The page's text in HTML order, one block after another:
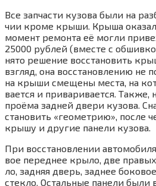
Все зап­ча­сти кузо­ва были на
чии кро­ме кры­ши. Кры­ша
момент ремон­та её мог­ли
25000 руб­лей (вме­сте с
ня­то реше­ние вос­ста­но­вить
взгляд, она вос­ста­нов­ле­нию
на кры­ши сме­ще­ны места, на
ва­ет­ся и при­ва­ри­ва­ет­ся. Так­же,
про­ёма зад­ней две­ри кузо­ва.
ста­но­вить «гео­мет­рию», после
кры­шу и дру­гие пане­ли кузова.
При вос­ста­нов­ле­нии
вое перед­нее кры­ло, две
ло, зад­няя дверь, зад­нее
стек­ло. Осталь­ные пане­ли были